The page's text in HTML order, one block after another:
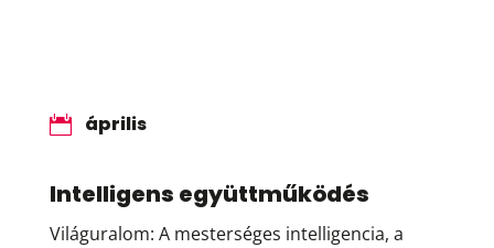
 április
Intelligens együttműködés
Világuralom: A mesterséges intelligencia, a